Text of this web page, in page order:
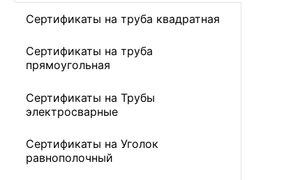
Сертификаты на труба квадратная
Сертификаты на труба
прямоугольная
Сертификаты на Трубы
электросварные
Сертификаты на Уголок
равнополочный